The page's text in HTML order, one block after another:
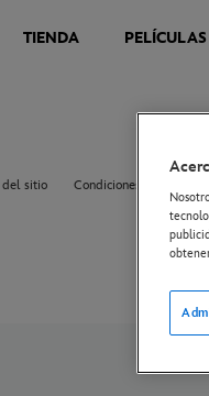
TIENDA PELÍCULAS
sitio Condiciones de uso